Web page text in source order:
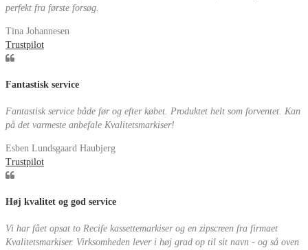
perfekt fra første forsøg.
Tina Johannesen
Trustpilot
Fantastisk service
Fantastisk service både før og efter købet. Produktet helt som forventet. Kan
på det varmeste anbefale Kvalitetsmarkiser!
Esben Lundsgaard Haubjerg
Trustpilot
Høj kvalitet og god service
Vi har fået opsat to Recife kassettemarkiser og en zipscreen fra firmaet
Kvalitetsmarkiser. Virksomheden lever i høj grad op til sit navn - og så oven